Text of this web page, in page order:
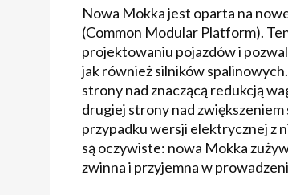
Nowa Mokka jest oparta na
(Common Modular Platform).
projektowaniu pojazdów i
jak również silników
strony nad znaczącą redukcją
drugiej strony nad
przypadku wersji elektrycznej z
są oczywiste: nowa Mokka
zwinna i przyjemna w